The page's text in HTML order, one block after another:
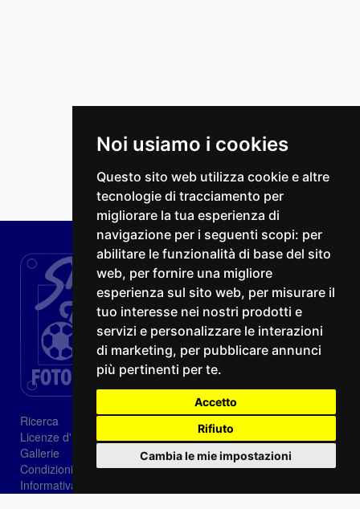
Noi usiamo i cookies
Questo sito web utilizza cookie e altre
tecnologie di tracciamento per
migliorare la tua esperienza di
navigazione per i seguenti scopi: per
abilitare le funzionalità di base del sito
web, per fornire una migliore
esperienza sul sito web, per misurare il
tuo interesse nei nostri prodotti e
servizi e personalizzare le interazioni
di marketing, per pubblicare annunci
più pertinenti per te.
Accetto
Rifiuto
Cambia le mie impostazioni
Ricerca
Licenze d'utilizzo
Gallerie
Condizioni di vendita
Informativa sui Cookie